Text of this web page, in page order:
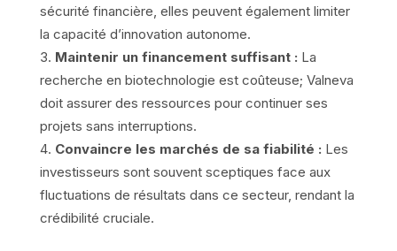
sécurité financière, elles peuvent également limiter
la capacité d’innovation autonome.
Maintenir un financement suffisant : La
recherche en biotechnologie est coûteuse; Valneva
doit assurer des ressources pour continuer ses
projets sans interruptions.
Convaincre les marchés de sa fiabilité : Les
investisseurs sont souvent sceptiques face aux
fluctuations de résultats dans ce secteur, rendant la
crédibilité cruciale.